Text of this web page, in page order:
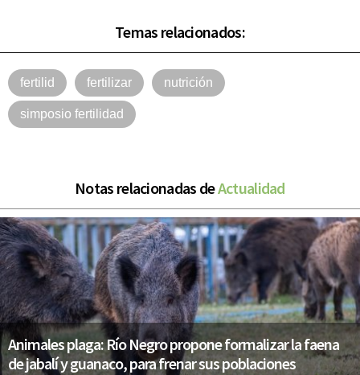
Temas relacionados:
fertilid fertilizar nutrición
simposio fertilidad
Notas relacionadas deActualidad
Animales plaga: Río Negro propone formalizar la faena
de jabalí y guanaco, para frenar sus poblaciones